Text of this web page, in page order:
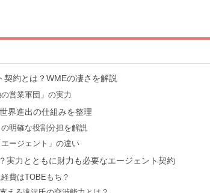
契約とは？WMEの凄さを解説
営業軍団」の実力
界進出の仕組みを整理
明確な役割分担を解説
ージェント」の違い
実力とともに財力も必要なエージェント契約
費はTOBEもち？